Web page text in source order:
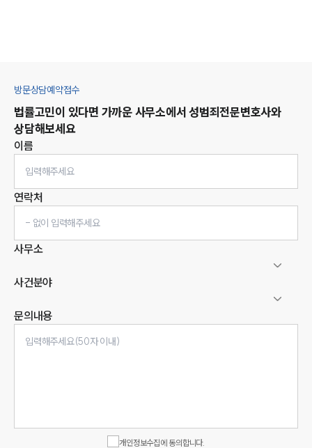
방문상담예약접수
법률고민이 있다면 가까운 사무소에서 성범죄전문변호사와
상담해보세요
이름
연락처
사무소
사건분야
문의내용
개인정보수집에 동의합니다.